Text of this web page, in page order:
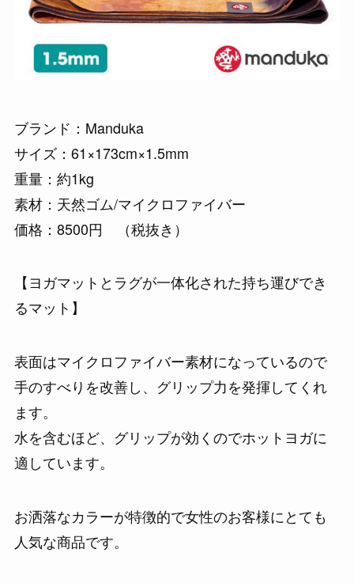
ブランド：Manduka
サイズ：61×173cm×1.5mm
重量：約1kg
素材：天然ゴム/マイクロファイバー
価格：8500円 （税抜き）
【ヨガマットとラグが一体化された持ち運びでき
るマット】
表面はマイクロファイバー素材になっているので
手のすべりを改善し、グリップ力を発揮してくれ
ます。
水を含むほど、グリップが効くのでホットヨガに
適しています。
お洒落なカラーが特徴的で女性のお客様にとても
人気な商品です。